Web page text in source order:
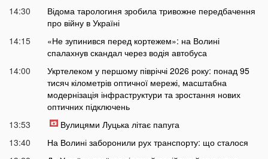
14:30
Відома тарологиня зробила тривожне передбачення
про війну в Україні
14:15
«Не зупинився перед кортежем»: на Волині
спалахнув скандал через водія автобуса
14:00
Укртелеком у першому півріччі 2026 року: понад 95
тисяч кілометрів оптичної мережі, масштабна
модернізація інфраструктури та зростання нових
оптичних підключень
13:53
Вулицями Луцька літає папуга
13:40
На Волині заборонили рух транспорту: що сталося